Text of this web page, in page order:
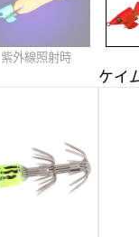
紫外線照射時
ケイ